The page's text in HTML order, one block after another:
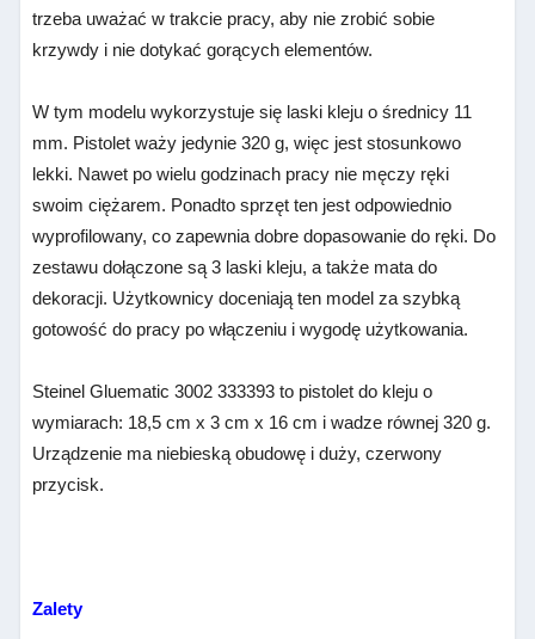
trzeba uważać w trakcie pracy, aby nie zrobić sobie
krzywdy i nie dotykać gorących elementów.
W tym modelu wykorzystuje się laski kleju o średnicy 11
mm. Pistolet waży jedynie 320 g, więc jest stosunkowo
lekki. Nawet po wielu godzinach pracy nie męczy ręki
swoim ciężarem. Ponadto sprzęt ten jest odpowiednio
wyprofilowany, co zapewnia dobre dopasowanie do ręki. Do
zestawu dołączone są 3 laski kleju, a także mata do
dekoracji. Użytkownicy doceniają ten model za szybką
gotowość do pracy po włączeniu i wygodę użytkowania.
Steinel Gluematic 3002 333393 to pistolet do kleju o
wymiarach: 18,5 cm x 3 cm x 16 cm i wadze równej 320 g.
Urządzenie ma niebieską obudowę i duży, czerwony
przycisk.
Zalety